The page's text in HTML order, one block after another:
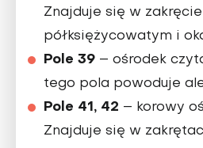
Znajduje się w zakręcie
półksiężycowatym i
Pole 39 – ośrodek
tego pola powoduje
Pole 41, 42 – korowy
Znajduje się w